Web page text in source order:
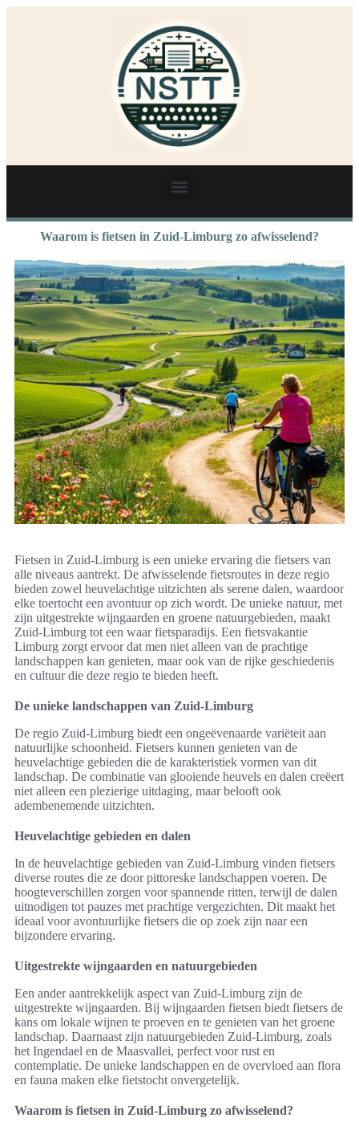
Waarom is fietsen in Zuid-Limburg zo afwisselend?
Fietsen in Zuid-Limburg is een unieke ervaring die fietsers van
alle niveaus aantrekt. De afwisselende fietsroutes in deze regio
bieden zowel heuvelachtige uitzichten als serene dalen, waardoor
elke toertocht een avontuur op zich wordt. De unieke natuur, met
zijn uitgestrekte wijngaarden en groene natuurgebieden, maakt
Zuid-Limburg tot een waar fietsparadijs. Een fietsvakantie
Limburg zorgt ervoor dat men niet alleen van de prachtige
landschappen kan genieten, maar ook van de rijke geschiedenis
en cultuur die deze regio te bieden heeft.
De unieke landschappen van Zuid-Limburg
De regio Zuid-Limburg biedt een ongeëvenaarde variëteit aan
natuurlijke schoonheid. Fietsers kunnen genieten van de
heuvelachtige gebieden die de karakteristiek vormen van dit
landschap. De combinatie van glooiende heuvels en dalen creëert
niet alleen een plezierige uitdaging, maar belooft ook
adembenemende uitzichten.
Heuvelachtige gebieden en dalen
In de heuvelachtige gebieden van Zuid-Limburg vinden fietsers
diverse routes die ze door pittoreske landschappen voeren. De
hoogteverschillen zorgen voor spannende ritten, terwijl de dalen
uitnodigen tot pauzes met prachtige vergezichten. Dit maakt het
ideaal voor avontuurlijke fietsers die op zoek zijn naar een
bijzondere ervaring.
Uitgestrekte wijngaarden en natuurgebieden
Een ander aantrekkelijk aspect van Zuid-Limburg zijn de
uitgestrekte wijngaarden. Bij wijngaarden fietsen biedt fietsers de
kans om lokale wijnen te proeven en te genieten van het groene
landschap. Daarnaast zijn natuurgebieden Zuid-Limburg, zoals
het Ingendael en de Maasvallei, perfect voor rust en
contemplatie. De unieke landschappen en de overvloed aan flora
en fauna maken elke fietstocht onvergetelijk.
Waarom is fietsen in Zuid-Limburg zo afwisselend?